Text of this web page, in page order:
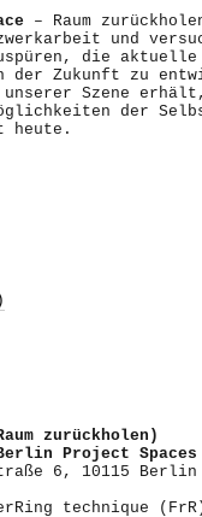
– Raum
und
die
Zukunft zu
Szene
der
heute.
zurückholen)
Berlin Project
6, 10115 Berlin
technique